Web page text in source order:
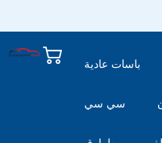
باسات عادية
سي سي